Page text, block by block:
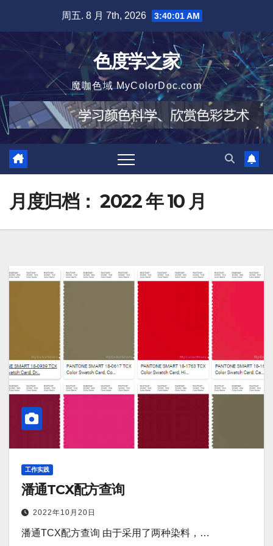
周五. 8 月 7th, 2026 3:40:02 AM
色度学之家
魔咖色域 MyColorDoc.com
月度归档： 2022 年 10 月
工作实践
潘通TCX配方查询
2022年10月20日
潘通TCX配方查询 由于采用了两种染料，…